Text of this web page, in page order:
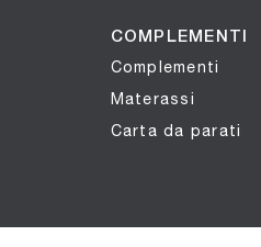
COMPLEMENTI
Complementi
Materassi
Carta da parati